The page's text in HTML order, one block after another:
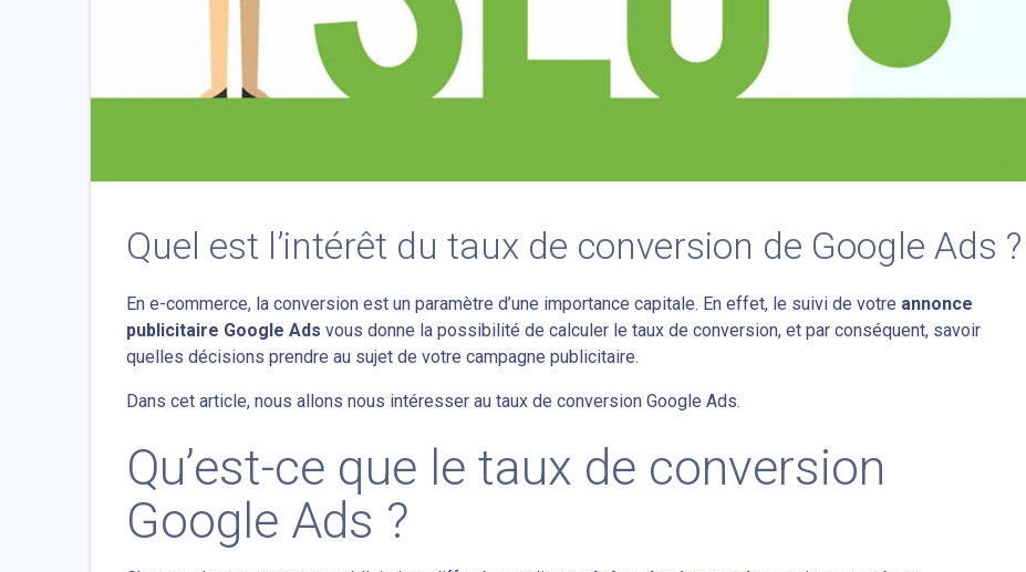
Quel est l’intérêt du taux de conversion de Google Ads ?
En e-commerce, la conversion est un paramètre d’une importance capitale. En effet, le suivi de votre annonce
publicitaire Google Ads vous donne la possibilité de calculer le taux de conversion, et par conséquent, savoir
quelles décisions prendre au sujet de votre campagne publicitaire.
Dans cet article, nous allons nous intéresser au taux de conversion Google Ads.
Qu’est-ce que le taux de conversion
Google Ads ?